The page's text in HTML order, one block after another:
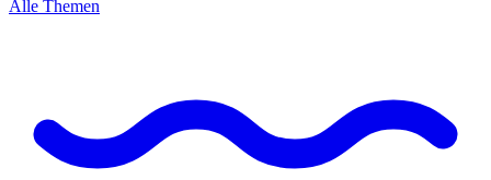
Alle Themen